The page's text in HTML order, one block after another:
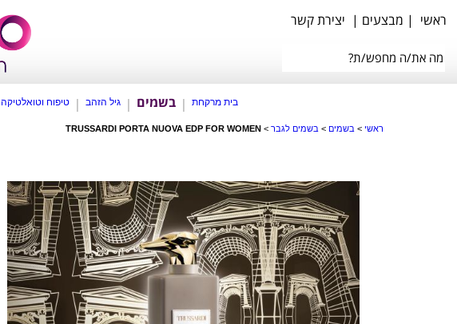
ראשי | מבצעים | יצירת קשר
בית מרקחת בשמים גיל הזהב טיפוח וטואלטיקה
ראשי > בשמים > בשמים לגבר >
TRUSSARDI PORTA NUOVA EDP FOR WOMEN